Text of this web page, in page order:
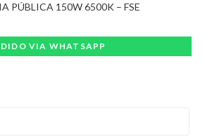
PÚBLICA 150W 6500K – FSE
VIA WHATSAPP